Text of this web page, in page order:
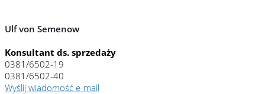
Ulf von Semenow
Konsultant ds. sprzedaży
0381/6502-19
0381/6502-40
Wyślij wiadomość e-mail